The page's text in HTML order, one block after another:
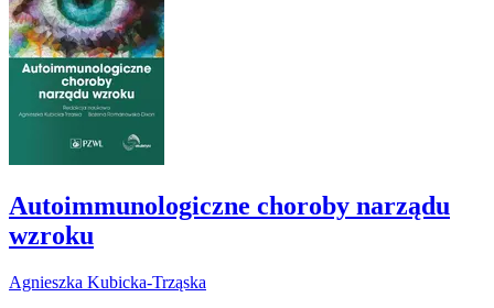
Autoimmunologiczne choroby narządu
wzroku
Agnieszka Kubicka-Trząska